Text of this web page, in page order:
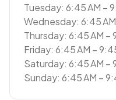
Tuesday: 6:45 AM –
Wednesday: 6:45
Thursday: 6:45 AM –
Friday: 6:45 AM –
Saturday: 6:45 AM –
Sunday: 6:45 AM –